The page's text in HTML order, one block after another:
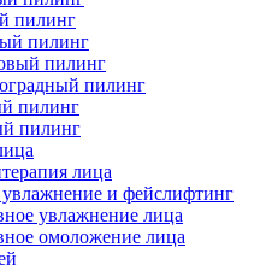
пилинг
пилинг
пилинг
пилинг
пилинг
пилинг
лица
увлажнение и фейслифтинг
увлажнение лица
омоложение лица